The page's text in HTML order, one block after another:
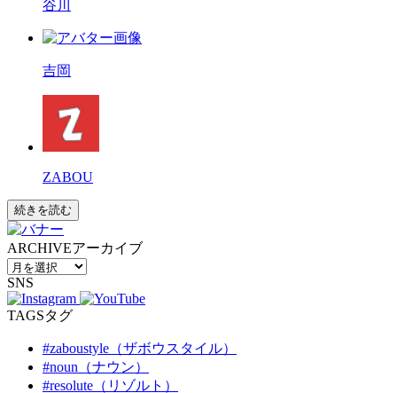
谷川
吉岡
ZABOU
続きを読む
ARCHIVEアーカイブ
SNS
TAGSタグ
#zaboustyle（ザボウスタイル）
#noun（ナウン）
#resolute（リゾルト）